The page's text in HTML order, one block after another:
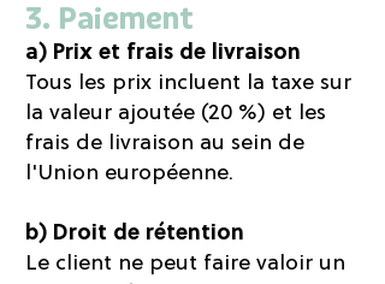
3. Paiement
a) Prix et frais de livraison
Tous les prix incluent la taxe sur
la valeur ajoutée (20 %) et les
frais de livraison au sein de
l'Union européenne.
b) Droit de rétention
Le client ne peut faire valoir un